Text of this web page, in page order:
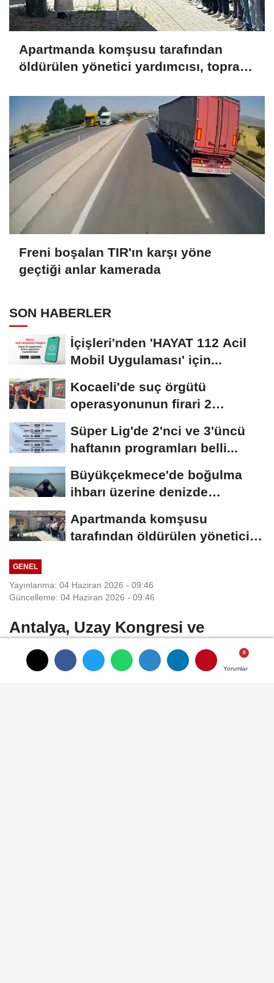
Yorumlar
Yorumlar
Apartmanda komşusu tarafından
öldürülen yönetici yardımcısı, toprağa
Freni boşalan TIR'ın karşı yöne
geçtiği anlar kamerada
SON HABERLER
İçişleri'nden 'HAYAT 112 Acil
Mobil Uygulaması' için...
Kocaeli'de suç örgütü
operasyonunun firari 2
Süper Lig'de 2'nci ve 3'üncü
haftanın programları belli...
Büyükçekmece'de boğulma
ihbarı üzerine denizde
Apartmanda komşusu
tarafından öldürülen yönetici
GENEL
Yayınlanma: 04 Haziran 2026 - 09:46
Güncelleme: 04 Haziran 2026 - 09:46
Antalya, Uzay Kongresi ve
COP31'e hazırlanıyor; 100 binden
fazla katılımcı bekleniyor
Yorumlar